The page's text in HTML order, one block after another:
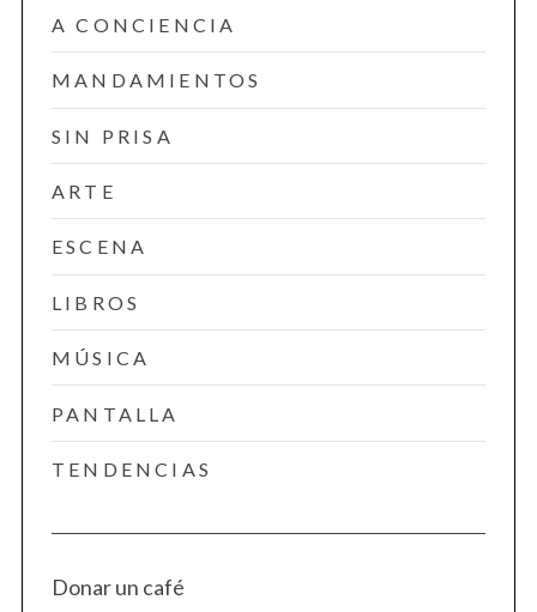
A CONCIENCIA
MANDAMIENTOS
SIN PRISA
ARTE
ESCENA
LIBROS
MÚSICA
PANTALLA
TENDENCIAS
Donar un café